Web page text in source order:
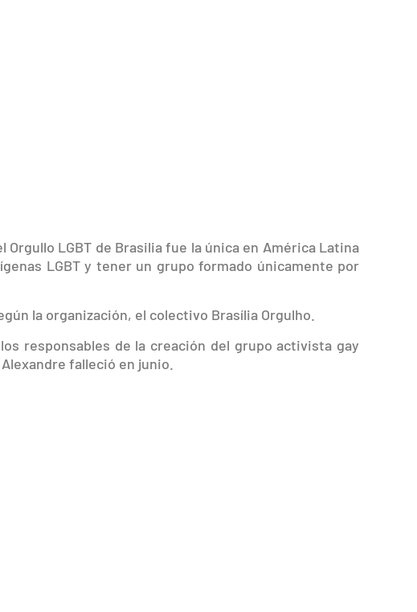
LGBT de Brasilia fue la única en América Latina
LGBT y tener un grupo formado únicamente por
la organización, el colectivo Brasília Orgulho.
responsables de la creación del grupo activista gay
falleció en junio.